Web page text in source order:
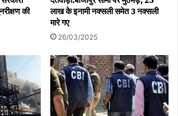
की
लाख के इनामी नक्सली समेत 3 नक्सली
मारे गए
26/03/2025